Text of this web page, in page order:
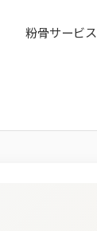
粉骨サービス